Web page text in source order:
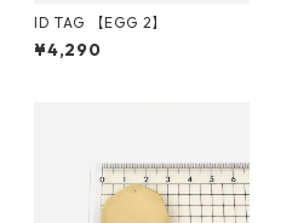
ID TAG 【EGG 2】
¥4,290